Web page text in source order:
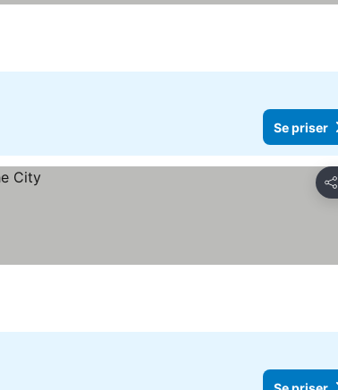
Se priser
Del